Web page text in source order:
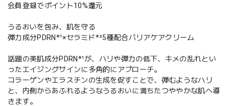
会員登録でポイント10%還元
うるおいを包み、肌を守る
弾力成分PDRN*¹×セラミド*²5種配合バリアケアクリーム
話題の美肌成分PDRN*¹が、ハリや弾力の低下、キメの乱れとい
ったエイジングサインに多角的にアプローチ。
コラーゲンやエラスチンの生成を促すことで、弾むようなハリ
と、内側からあふれるようなうるおいに満ちたつややかな肌へ導
きます。